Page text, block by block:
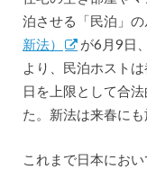
泊させる「民泊」
新法）
が6月9日
より、民泊ホスト
日を上限として合
た。新法は来春にも
これまで日本にお